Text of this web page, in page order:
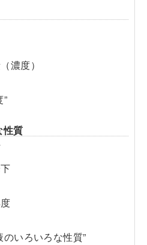
濃度）
性質
いろいろな性質”